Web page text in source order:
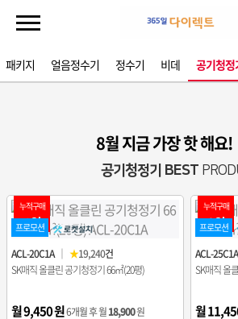
패키지 얼음정수기 정수기 비데 공기청정
8월 지금 가장 핫 해요!
공기청정기 BEST
누적구매
1위
프로모션
ACL-20C1A ★19,240건
SK매직 올클린 공기청정기 66㎡(20평)
월 9,450 원6개월 후 월18,900원
누적구매
2위
프로모션
ACL-
SK매직 올
월